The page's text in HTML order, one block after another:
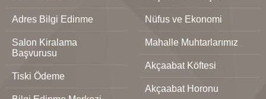
Adres Bilgi Edinme
Salon Kiralama
Başvurusu
Tiski Ödeme
Nüfus ve Ekonomi
Mahalle Muhtarlarımız
Akçaabat Köftesi
Akçaabat Horonu